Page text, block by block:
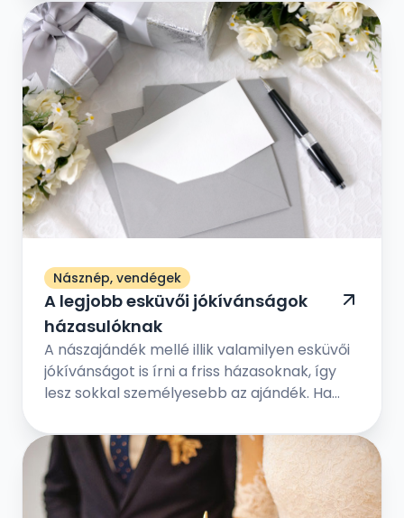
Násznép, vendégek
A legjobb esküvői jókívánságok
házasulóknak
A nászajándék mellé illik valamilyen esküvői
jókívánságot is írni a friss házasoknak, így
lesz sokkal személyesebb az ajándék. Ha
foghatod személyesre is az esküvői
gratulációt. De ha nincs írói vénád, akkor
máshonnan is inspirálódhatsz.